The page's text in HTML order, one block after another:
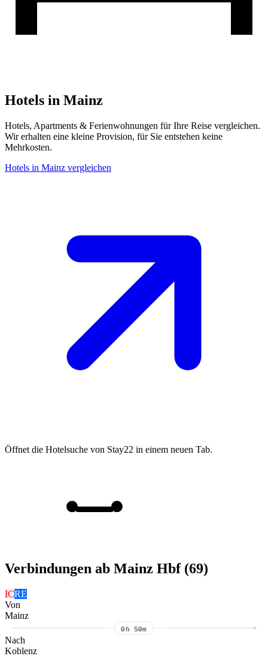
Hotels in Mainz
Hotels, Apartments & Ferienwohnungen für Ihre Reise vergleichen.
Wir erhalten eine kleine Provision, für Sie entstehen keine
Mehrkosten.
Hotels in Mainz vergleichen
Öffnet die Hotelsuche von Stay22 in einem neuen Tab.
Verbindungen ab Mainz Hbf (69)
ICRE
Von
Mainz
0h 50m
Nach
Koblenz